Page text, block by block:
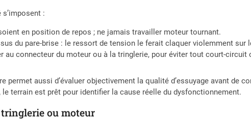
:
en position de repos ; ne jamais travailler moteur tournant.
du pare-brise : le ressort de tension le ferait claquer violemment
au connecteur du moteur ou à la tringlerie, pour éviter tout court-circuit
permet aussi d’évaluer objectivement la qualité d’essuyage avant de
terrain est prêt pour identifier la cause réelle du dysfonctionnement.
tringlerie ou moteur